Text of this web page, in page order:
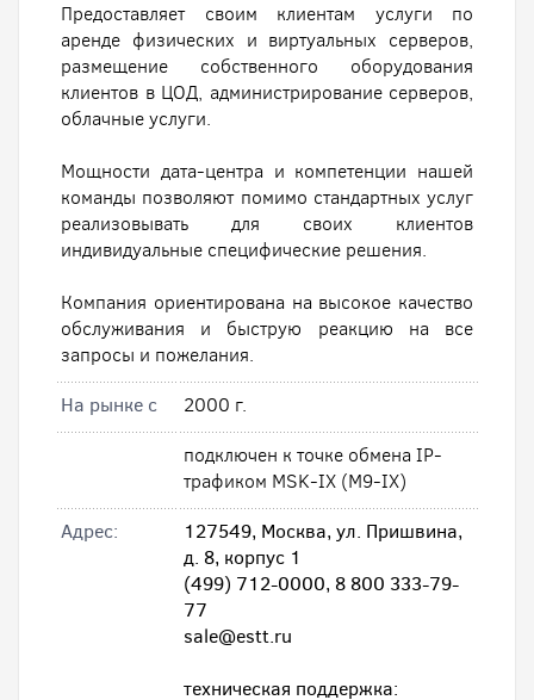
Предоставляет своим клиентам услуги по
аренде физических и виртуальных серверов,
размещение собственного оборудования
клиентов в ЦОД, администрирование серверов,
облачные услуги.
Мощности дата-центра и компетенции нашей
команды позволяют помимо стандартных услуг
реализовывать для своих клиентов
индивидуальные специфические решения.
Компания ориентирована на высокое качество
обслуживания и быструю реакцию на все
запросы и пожелания.
На рынке с
2000 г.
подключен к точке обмена IP-
трафиком MSK-IX (M9-IX)
Адрес:
127549, Москва, ул. Пришвина,
д. 8, корпус 1
(499) 712-0000, 8 800 333-79-
77
sale@estt.ru
техническая поддержка: